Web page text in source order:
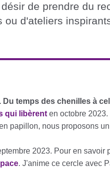
de prendre du
d'ateliers
Du temps des chenilles à
qui libèrent en octobre 2023.
papillon, nous proposons
2023. Pour en savoir
. J'anime ce cercle avec